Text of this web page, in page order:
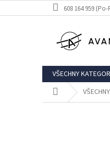
na
608 164 959 (Po-
VŠECHNY
Domů